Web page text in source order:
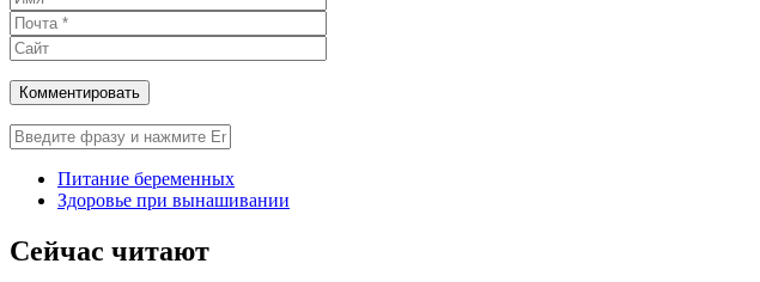
Питание беременных
Здоровье при вынашивании
Сейчас читают